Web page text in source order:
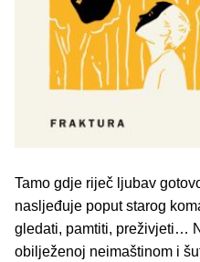
Tamo gdje riječ ljubav
nasljeđuje poput starog
gledati, pamtiti, preživjeti…
obilježenoj neimaštinom i